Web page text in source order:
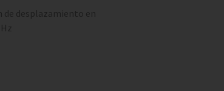
de desplazamiento en